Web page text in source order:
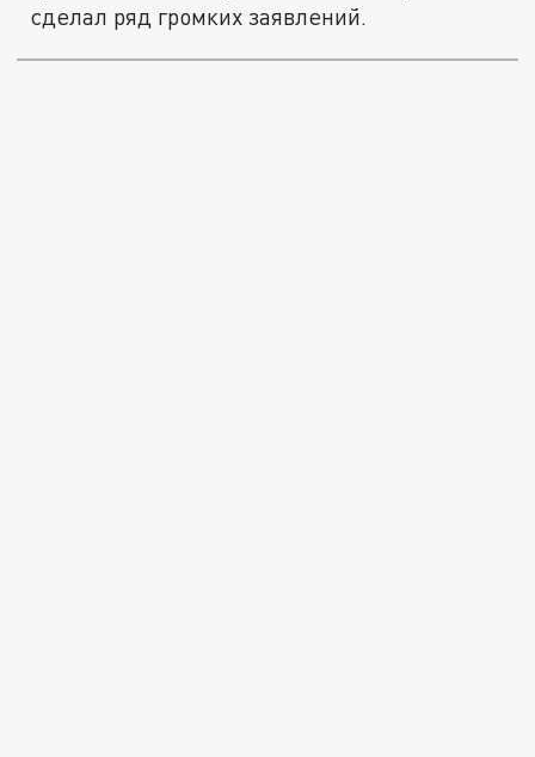
сделал ряд громких заявлений.